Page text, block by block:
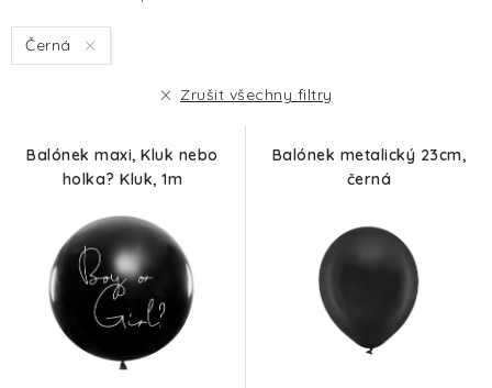
s
p
d
n
í
o
Černá
Zrušit všechny filtry
Balónek maxi, Kluk nebo
holka? Kluk, 1m
Balónek metalický 23cm,
černá